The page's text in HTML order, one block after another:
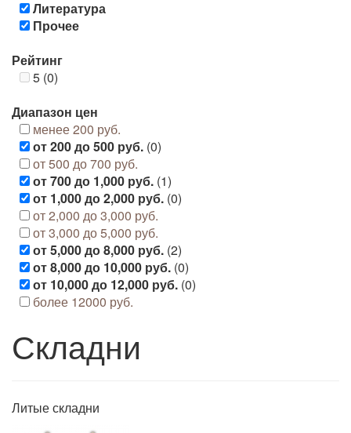
Литература
Прочее
Рейтинг
5 (0)
Диапазон цен
менее 200 руб.
от 200 до 500 руб. (0)
от 500 до 700 руб.
от 700 до 1,000 руб. (1)
от 1,000 до 2,000 руб. (0)
от 2,000 до 3,000 руб.
от 3,000 до 5,000 руб.
от 5,000 до 8,000 руб. (2)
от 8,000 до 10,000 руб. (0)
от 10,000 до 12,000 руб. (0)
более 12000 руб.
Складни
Литые складни